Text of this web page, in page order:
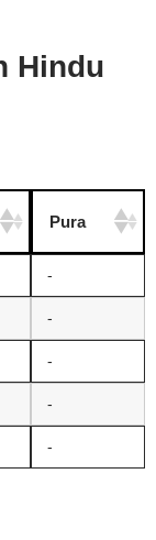
Hindu
Pura
-
-
-
-
-